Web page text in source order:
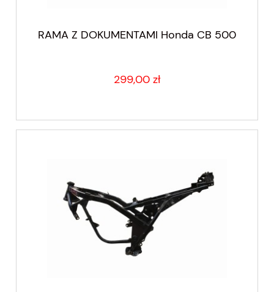
RAMA Z DOKUMENTAMI Honda CB 500
299,00 zł